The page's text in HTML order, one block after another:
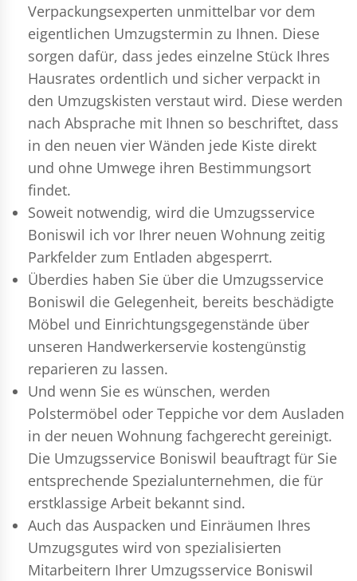
Verpackungsexperten unmittelbar vor dem
eigentlichen Umzugstermin zu Ihnen. Diese
sorgen dafür, dass jedes einzelne Stück Ihres
Hausrates ordentlich und sicher verpackt in
den Umzugskisten verstaut wird. Diese werden
nach Absprache mit Ihnen so beschriftet, dass
in den neuen vier Wänden jede Kiste direkt
und ohne Umwege ihren Bestimmungsort
findet.
Soweit notwendig, wird die Umzugsservice
Boniswil ich vor Ihrer neuen Wohnung zeitig
Parkfelder zum Entladen abgesperrt.
Überdies haben Sie über die Umzugsservice
Boniswil die Gelegenheit, bereits beschädigte
Möbel und Einrichtungsgegenstände über
unseren Handwerkerservie kostengünstig
reparieren zu lassen.
Und wenn Sie es wünschen, werden
Polstermöbel oder Teppiche vor dem Ausladen
in der neuen Wohnung fachgerecht gereinigt.
Die Umzugsservice Boniswil beauftragt für Sie
entsprechende Spezialunternehmen, die für
erstklassige Arbeit bekannt sind.
Auch das Auspacken und Einräumen Ihres
Umzugsgutes wird von spezialisierten
Mitarbeitern Ihrer Umzugsservice Boniswil